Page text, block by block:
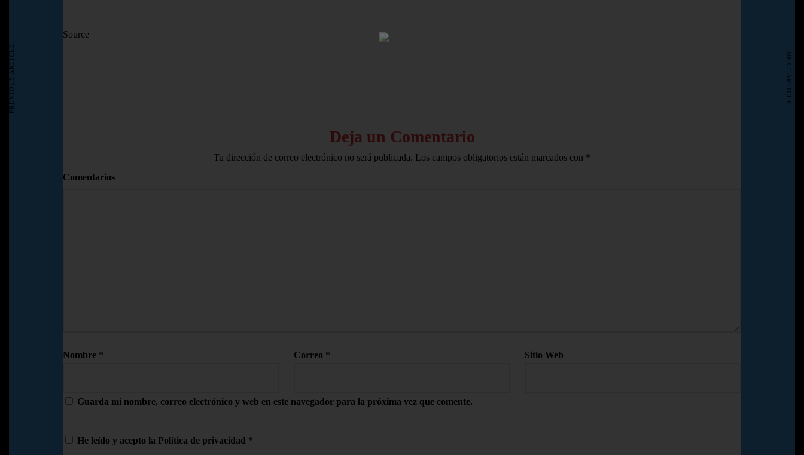
AVISO LEGAL
Source
Deja un Comentario
Tu dirección de correo electrónico no será publicada. Los campos obligatorios están marcados con *
Comentarios
Nombre * Correo * Sitio Web
Guarda mi nombre, correo electrónico y web en este navegador para la próxima vez que comente.
He leído y acepto la Política de privacidad *
PREVIOUS ARTICLE NEXT ARTICLE